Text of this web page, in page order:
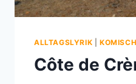
ALLTAGSLYRIK
Côte de